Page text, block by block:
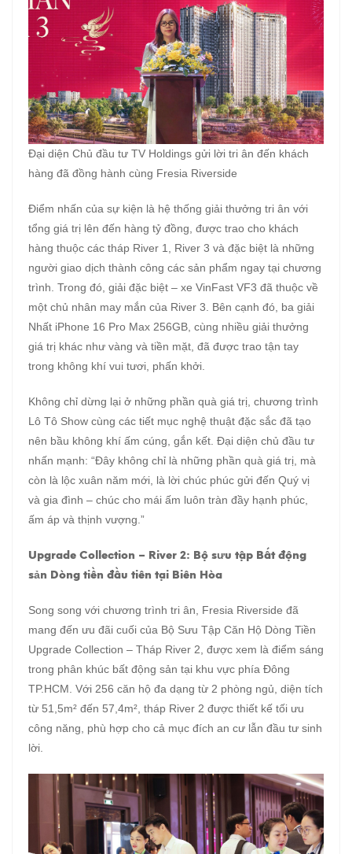
Đại diện Chủ đầu tư TV Holdings gửi lời tri ân đến khách
hàng đã đồng hành cùng Fresia Riverside
Điểm nhấn của sự kiện là hệ thống giải thưởng tri ân với
tổng giá trị lên đến hàng tỷ đồng, được trao cho khách
hàng thuộc các tháp River 1, River 3 và đặc biệt là những
người giao dịch thành công các sản phẩm ngay tại chương
trình. Trong đó, giải đặc biệt – xe VinFast VF3 đã thuộc về
một chủ nhân may mắn của River 3. Bên cạnh đó, ba giải
Nhất iPhone 16 Pro Max 256GB, cùng nhiều giải thưởng
giá trị khác như vàng và tiền mặt, đã được trao tận tay
trong không khí vui tươi, phấn khởi.
Không chỉ dừng lại ở những phần quà giá trị, chương trình
Lô Tô Show cùng các tiết mục nghệ thuật đặc sắc đã tạo
nên bầu không khí ấm cúng, gắn kết. Đại diện chủ đầu tư
nhấn mạnh: “Đây không chỉ là những phần quà giá trị, mà
còn là lộc xuân năm mới, là lời chúc phúc gửi đến Quý vị
và gia đình – chúc cho mái ấm luôn tràn đầy hạnh phúc,
ấm áp và thịnh vượng.”
Upgrade Collection – River 2: Bộ sưu tập Bất động
sản Dòng tiền đầu tiên tại Biên Hòa
Song song với chương trình tri ân, Fresia Riverside đã
mang đến ưu đãi cuối của Bộ Sưu Tập Căn Hộ Dòng Tiền
Upgrade Collection – Tháp River 2, được xem là điểm sáng
trong phân khúc bất động sản tại khu vực phía Đông
TP.HCM. Với 256 căn hộ đa dạng từ 2 phòng ngủ, diện tích
từ 51,5m² đến 57,4m², tháp River 2 được thiết kế tối ưu
công năng, phù hợp cho cả mục đích an cư lẫn đầu tư sinh
lời.